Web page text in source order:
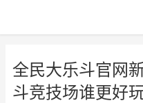
全民大乐斗官网
斗竞技场谁更好